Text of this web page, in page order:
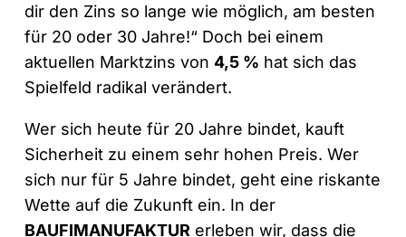
dir den Zins so lange wie möglich, am besten
für 20 oder 30 Jahre!“ Doch bei einem
aktuellen Marktzins von 4,5 % hat sich das
Spielfeld radikal verändert.
Wer sich heute für 20 Jahre bindet, kauft
Sicherheit zu einem sehr hohen Preis. Wer
sich nur für 5 Jahre bindet, geht eine riskante
Wette auf die Zukunft ein. In der
BAUFIMANUFAKTUR erleben wir, dass die